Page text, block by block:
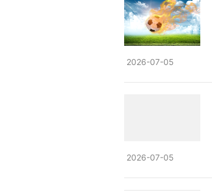
2026-07-05
2026-07-05